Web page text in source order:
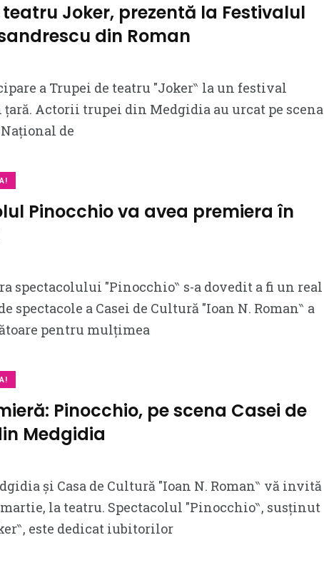
Joker, prezentă la Festivalul
din Roman
a Trupei de teatru ″Joker‶ la un festival
Actorii trupei din Medgidia au urcat pe scena
de
Pinocchio va avea premiera în
spectacolului ″Pinocchio‶ s-a dovedit a fi un real
spectacole a Casei de Cultură ″Ioan N. Roman‶ a
pentru mulțimea
Pinocchio, pe scena Casei de
Medgidia
și Casa de Cultură ″Ioan N. Roman‶ vă invită
la teatru. Spectacolul ″Pinocchio‶, susținut
este dedicat iubitorilor